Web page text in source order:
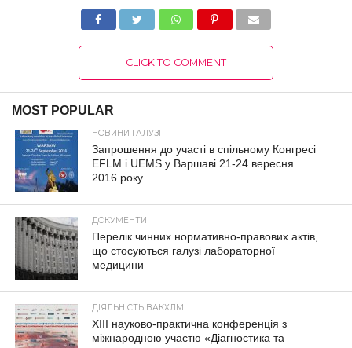
CLICK TO COMMENT
MOST POPULAR
НОВИНИ ГАЛУЗІ
Запрошення до участі в спільному Конгресі
EFLM і UEMS у Варшаві 21-24 вересня
2016 року
ДОКУМЕНТИ
Перелік чинних нормативно-правових актів,
що стосуються галузі лабораторної
медицини
ДІЯЛЬНІСТЬ ВАКХЛМ
XIII науково-практична конференція з
міжнародною участю «Діагностика та